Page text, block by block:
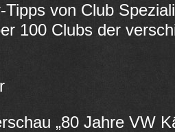
Tipps von Club
100 Clubs der
„80 Jahre VW